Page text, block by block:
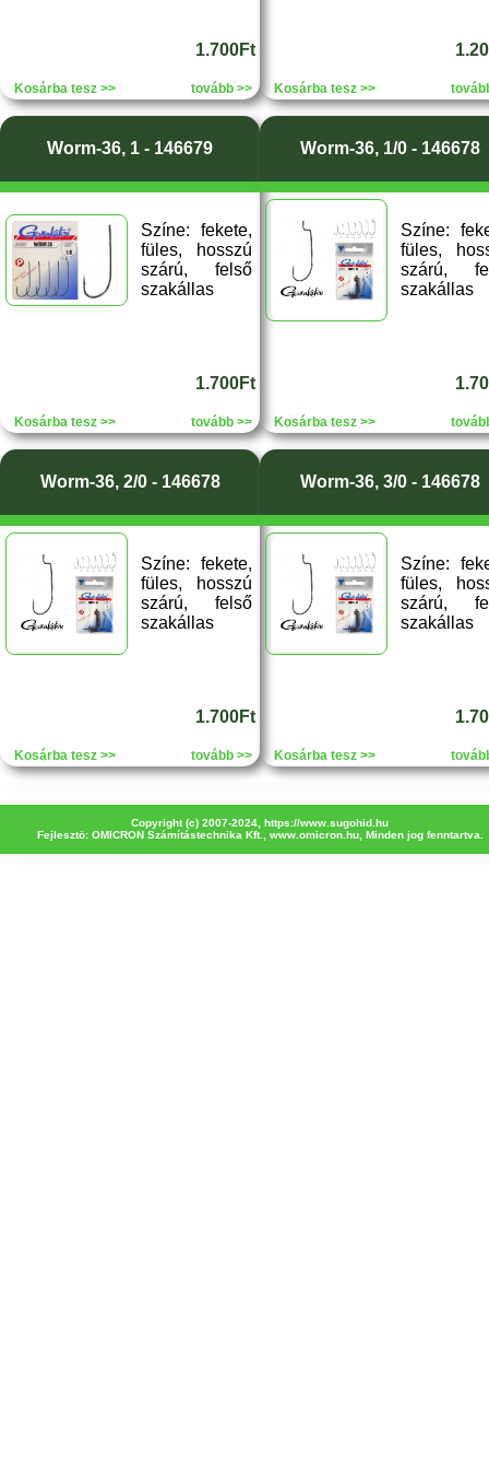
1.700Ft
Kosárba tesz >> tovább >> Kosárba tesz >>
Worm-36, 1 - 146679
Színe: fekete,
füles, hosszú
szárú, felső
szakállas
1.700Ft
Kosárba tesz >> tovább >>
Worm-36, 1/0 - 146678
Színe:
füles,
szárú,
szakállas
Kosárba tesz >>
Worm-36, 2/0 - 146678
Színe: fekete,
füles, hosszú
szárú, felső
szakállas
1.700Ft
Kosárba tesz >> tovább >>
Worm-36, 3/0 - 146678
Színe:
füles,
szárú,
szakállas
Kosárba tesz >>
Copyright (c) 2007-2024, https://www.sugohid.hu
Fejlesztö: OMICRON Számítástechnika Kft., www.omicron.hu, Minden jog fenntartva.